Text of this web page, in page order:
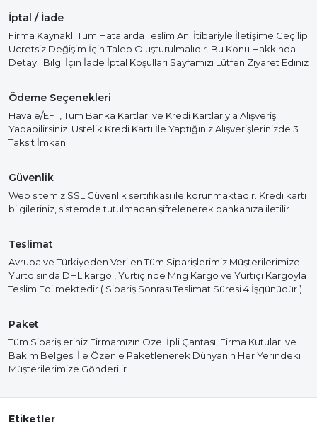
İptal / İade
Firma Kaynaklı Tüm Hatalarda Teslim Anı İtibariyle İletişime Geçilip
Ücretsiz Değişim İçin Talep Oluşturulmalıdır. Bu Konu Hakkında
Detaylı Bilgi İçin İade İptal Koşulları Sayfamızı Lütfen Ziyaret Ediniz
Ödeme Seçenekleri
Havale/EFT, Tüm Banka Kartları ve Kredi Kartlarıyla Alışveriş
Yapabilirsiniz. Üstelik Kredi Kartı İle Yaptığınız Alışverişlerinizde 3
Taksit İmkanı.
Güvenlik
Web sitemiz SSL Güvenlik sertifikası ile korunmaktadır. Kredi kartı
bilgileriniz, sistemde tutulmadan şifrelenerek bankanıza iletilir
Teslimat
Avrupa ve Türkiyeden Verilen Tüm Siparişlerimiz Müşterilerimize
Yurtdısında DHL kargo , Yurtiçinde Mng Kargo ve Yurtiçi Kargoyla
Teslim Edilmektedir ( Sipariş Sonrası Teslimat Süresi 4 İşgünüdür )
Paket
Tüm Siparişleriniz Firmamızın Özel İpli Çantası, Firma Kutuları ve
Bakım Belgesi İle Özenle Paketlenerek Dünyanın Her Yerindeki
Müşterilerimize Gönderilir
Etiketler